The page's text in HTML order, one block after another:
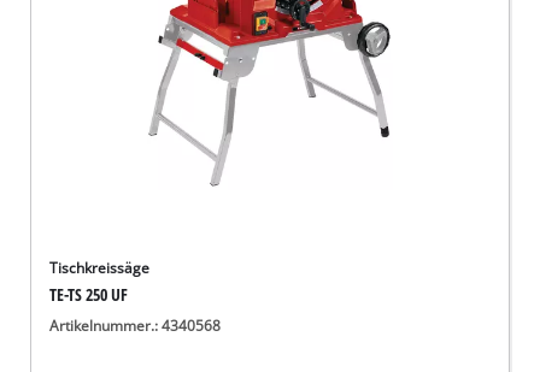
Tischkreissäge
TE-TS 250 UF
Artikelnummer.: 4340568